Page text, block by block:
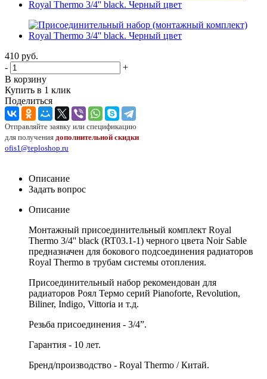
410 руб.
-
+
В корзину
Купить в 1 клик
Поделиться
Отправляйте заявку или спецификацию
для получения дополнительной скидки
ofis1@teploshop.ru
Описание
Задать вопрос
Описание
Монтажный присоединительный комплект Royal
Thermo 3/4'' black (RT03.1-1) черного цвета Noir Sable
предназначен для бокового подсоединения радиаторов
Royal Thermo в трубам системы отопления.
Присоединительный набор рекомендован для
радиаторов Роял Термо серий Pianoforte, Revolution,
Biliner, Indigo, Vittoria и т.д.
Резьба присоединения - 3/4”.
Гарантия - 10 лет.
Бренд/производство - Royal Thermo / Китай.